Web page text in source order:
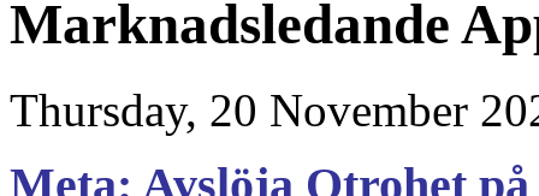
Marknadsledande
Thursday, 20 November
Meta: Avslöja Otrohet